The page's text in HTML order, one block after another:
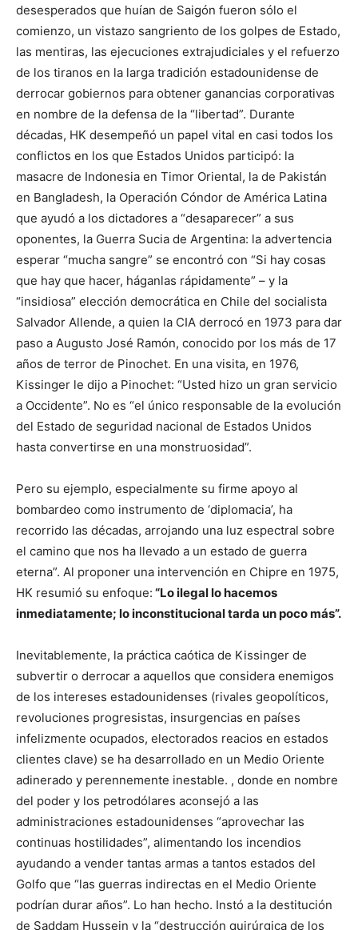
desesperados que huían de Saigón fueron sólo el
comienzo, un vistazo sangriento de los golpes de Estado,
las mentiras, las ejecuciones extrajudiciales y el refuerzo
de los tiranos en la larga tradición estadounidense de
derrocar gobiernos para obtener ganancias corporativas
en nombre de la defensa de la “libertad”. Durante
décadas, HK desempeñó un papel vital en casi todos los
conflictos en los que Estados Unidos participó: la
masacre de Indonesia en Timor Oriental, la de Pakistán
en Bangladesh, la Operación Cóndor de América Latina
que ayudó a los dictadores a “desaparecer” a sus
oponentes, la Guerra Sucia de Argentina: la advertencia
esperar “mucha sangre” se encontró con “Si hay cosas
que hay que hacer, háganlas rápidamente” – y la
“insidiosa” elección democrática en Chile del socialista
Salvador Allende, a quien la CIA derrocó en 1973 para dar
paso a Augusto José Ramón, conocido por los más de 17
años de terror de Pinochet. En una visita, en 1976,
Kissinger le dijo a Pinochet: “Usted hizo un gran servicio
a Occidente”. No es “el único responsable de la evolución
del Estado de seguridad nacional de Estados Unidos
hasta convertirse en una monstruosidad”.
Pero su ejemplo, especialmente su firme apoyo al
bombardeo como instrumento de ‘diplomacia’, ha
recorrido las décadas, arrojando una luz espectral sobre
el camino que nos ha llevado a un estado de guerra
eterna”. Al proponer una intervención en Chipre en 1975,
HK resumió su enfoque: “Lo ilegal lo hacemos
inmediatamente; lo inconstitucional tarda un poco más”.
Inevitablemente, la práctica caótica de Kissinger de
subvertir o derrocar a aquellos que considera enemigos
de los intereses estadounidenses (rivales geopolíticos,
revoluciones progresistas, insurgencias en países
infelizmente ocupados, electorados reacios en estados
clientes clave) se ha desarrollado en un Medio Oriente
adinerado y perennemente inestable. , donde en nombre
del poder y los petrodólares aconsejó a las
administraciones estadounidenses “aprovechar las
continuas hostilidades”, alimentando los incendios
ayudando a vender tantas armas a tantos estados del
Golfo que “las guerras indirectas en el Medio Oriente
podrían durar años”. Lo han hecho. Instó a la destitución
de Saddam Hussein y la “destrucción quirúrgica de los